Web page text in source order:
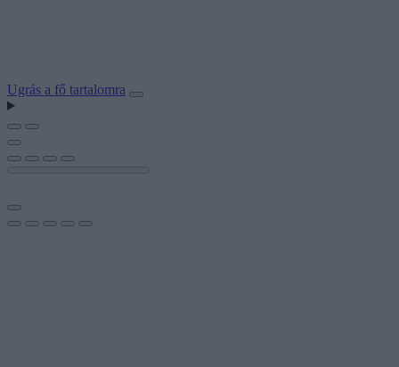
Ugrás a fő tartalomra